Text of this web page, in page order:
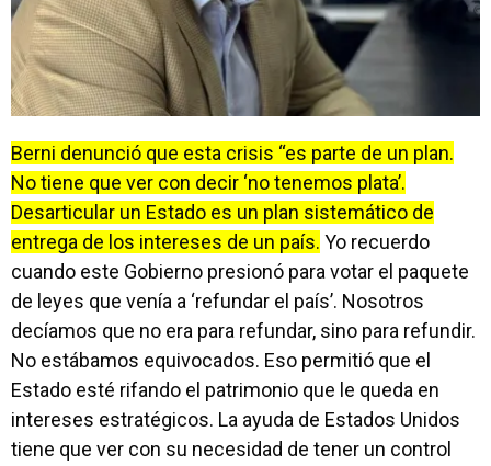
Berni denunció que esta crisis “es parte de un plan.
No tiene que ver con decir ‘no tenemos plata’.
Desarticular un Estado es un plan sistemático de
entrega de los intereses de un país. Yo recuerdo
cuando este Gobierno presionó para votar el paquete
de leyes que venía a ‘refundar el país’. Nosotros
decíamos que no era para refundar, sino para refundir.
No estábamos equivocados. Eso permitió que el
Estado esté rifando el patrimonio que le queda en
intereses estratégicos. La ayuda de Estados Unidos
tiene que ver con su necesidad de tener un control